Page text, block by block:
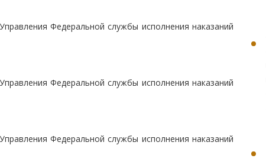
Федеральной службы исполнения наказаний
Федеральной службы исполнения наказаний
Федеральной службы исполнения наказаний